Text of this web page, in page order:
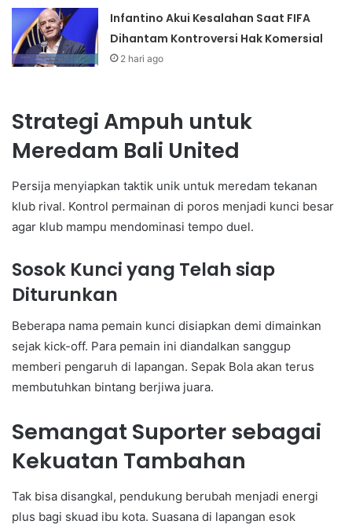
Infantino Akui Kesalahan Saat FIFA
Dihantam Kontroversi Hak Komersial
2 hari ago
Strategi Ampuh untuk
Meredam Bali United
Persija menyiapkan taktik unik untuk meredam tekanan
klub rival. Kontrol permainan di poros menjadi kunci besar
agar klub mampu mendominasi tempo duel.
Sosok Kunci yang Telah siap
Diturunkan
Beberapa nama pemain kunci disiapkan demi dimainkan
sejak kick-off. Para pemain ini diandalkan sanggup
memberi pengaruh di lapangan. Sepak Bola akan terus
membutuhkan bintang berjiwa juara.
Semangat Suporter sebagai
Kekuatan Tambahan
Tak bisa disangkal, pendukung berubah menjadi energi
plus bagi skuad ibu kota. Suasana di lapangan esok